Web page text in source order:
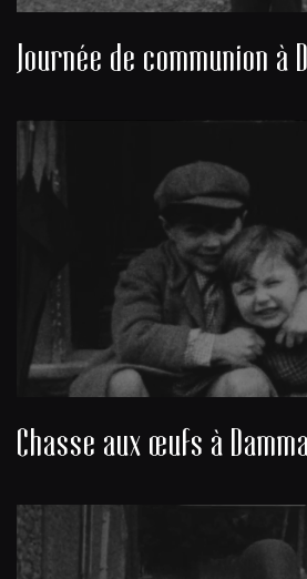
Journée de communion à
Chasse aux œufs à